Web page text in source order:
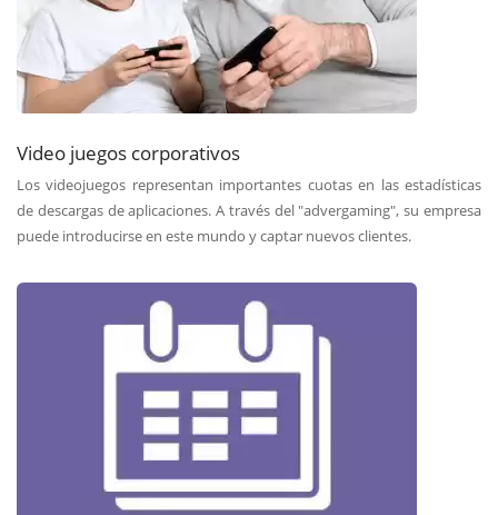
Video juegos corporativos
Los videojuegos representan importantes cuotas en las estadísticas
de descargas de aplicaciones. A través del "advergaming", su empresa
puede introducirse en este mundo y captar nuevos clientes.